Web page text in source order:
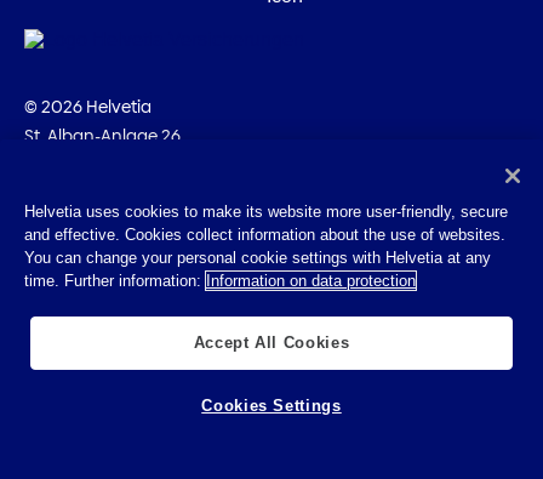
© 2026 Helvetia
St. Alban-Anlage 26
Impressum
Indications juridiques
Helvetia uses cookies to make its website more user-friendly, secure
and effective. Cookies collect information about the use of websites.
You can change your personal cookie settings with Helvetia at any
time. Further information: Information on data protection
Accept All Cookies
Cookies Settings